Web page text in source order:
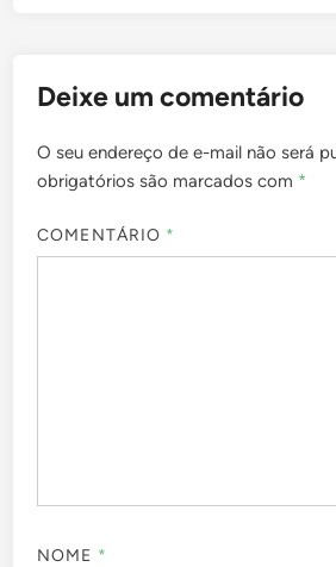
Deixe um comentário
O seu endereço de e-mail não será
obrigatórios são marcados com *
COMENTÁRIO *
NOME *